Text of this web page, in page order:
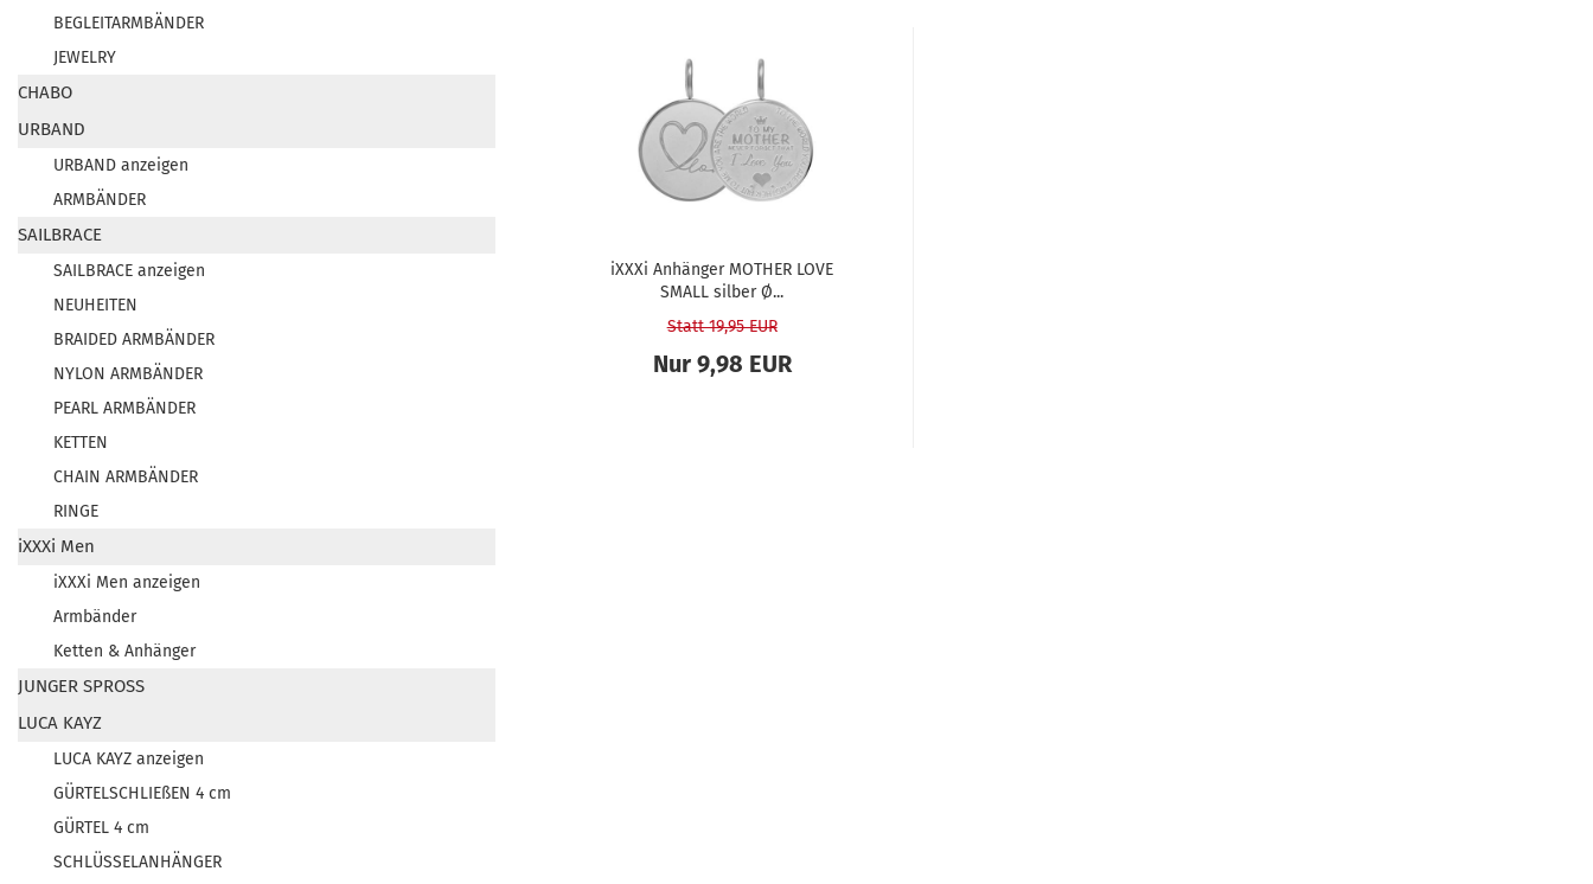
iXXXi An­hän­ger MO­THER LOVE
SMALL sil­ber Ø...
Statt 19,95 EUR
Nur 9,98 EUR
BEGLEITARMBÄNDER
JEWELRY
CHABO
URBAND
URBAND anzeigen
ARMBÄNDER
SAILBRACE
SAILBRACE anzeigen
NEUHEITEN
BRAIDED ARMBÄNDER
NYLON ARMBÄNDER
PEARL ARMBÄNDER
KETTEN
CHAIN ARMBÄNDER
RINGE
iXXXi Men
iXXXi Men anzeigen
Armbänder
Ketten & Anhänger
JUNGER SPROSS
LUCA KAYZ
LUCA KAYZ anzeigen
GÜRTELSCHLIEßEN 4 cm
GÜRTEL 4 cm
SCHLÜSSELANHÄNGER